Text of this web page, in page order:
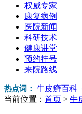
权威专家
康复病例
医院新闻
科研技术
健康讲堂
预约挂号
来院路线
热点词： 牛皮癣百科
当前位置： 首页 > 牛